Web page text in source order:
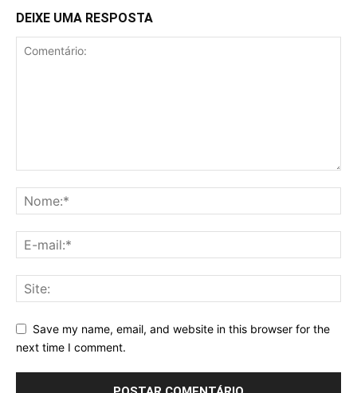
DEIXE UMA RESPOSTA
Save my name, email, and website in this browser for the
next time I comment.